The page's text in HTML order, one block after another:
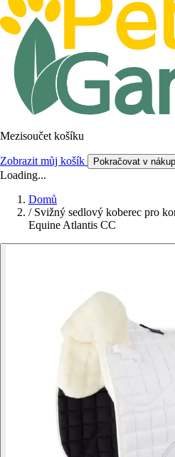
Mezisoučet košíku
Zobrazit můj košík Pokračovat v
Loading...
Domů
/ Svižný sedlový koberec pro
Equine Atlantis CC